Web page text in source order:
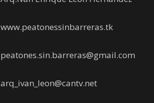
www.peatonessinbarreras.tk
peatones.sin.barreras@gmail.com
arq_ivan_leon@cantv.net